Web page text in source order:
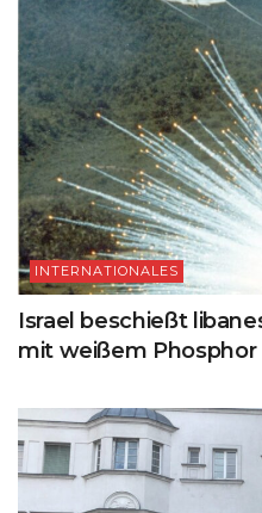
INTERNATIONALES
Israel beschießt
mit weißem Phosphor